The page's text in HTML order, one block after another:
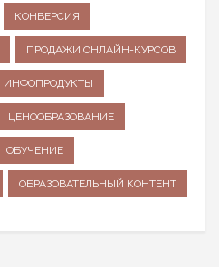
КОНВЕРСИЯ
ПРОДАЖИ ОНЛАЙН-КУРСОВ
ИНФОПРОДУКТЫ
ЦЕНООБРАЗОВАНИЕ
ОБУЧЕНИЕ
ОБРАЗОВАТЕЛЬНЫЙ КОНТЕНТ